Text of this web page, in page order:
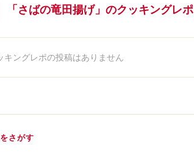
「さばの竜田揚げ」のクッキングレポ
キングレポの投稿はありません
さがす